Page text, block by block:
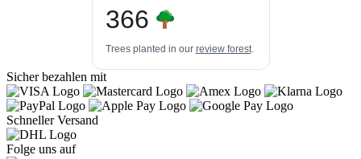
06.08.2026
366
Trees planted in our review forest.
Sicher bezahlen mit
Schneller Versand
Folge uns auf